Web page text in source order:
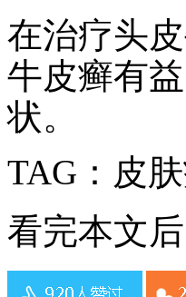
在治疗头
牛皮癣有
状。
TAG：皮
看完本文后